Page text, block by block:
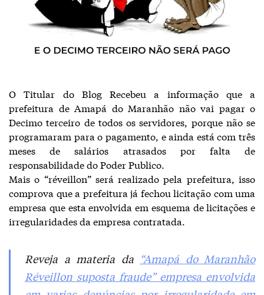
O Titular do Blog Recebeu a informação que a
prefeitura de Amapá do Maranhão não vai pagar o
Decimo terceiro de todos os servidores, porque não se
programaram para o pagamento, e ainda está com três
meses de salários atrasados por falta de
responsabilidade do Poder Publico.
Mais o “réveillon” será realizado pela prefeitura, isso
comprova que a prefeitura já fechou licitação com uma
empresa que esta envolvida em esquema de licitações e
irregularidades da empresa contratada.
Reveja a materia da “Amapá do Maranhão
Réveillon suposta fraude” empresa envolvida